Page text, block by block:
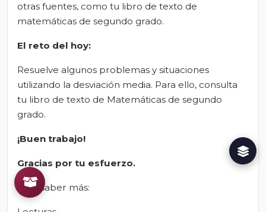
otras fuentes, como tu libro de texto de
matemáticas de segundo grado.
El reto del hoy:
Resuelve algunos problemas y situaciones
utilizando la desviación media. Para ello, consulta
tu libro de texto de Matemáticas de segundo
grado.
¡Buen trabajo!
Gracias por tu esfuerzo.
Para saber más: